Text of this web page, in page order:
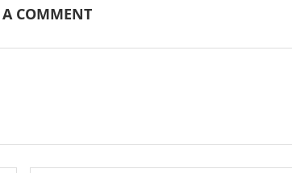
A COMMENT